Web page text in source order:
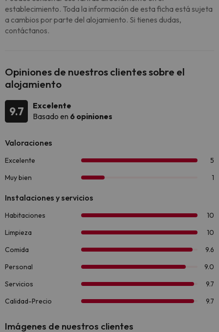
establecimiento. Toda la información de esta ficha está sujeta
a cambios por parte del alojamiento. Si tienes dudas,
contáctanos.
Opiniones de nuestros clientes sobre el
alojamiento
9.7
Excelente
Basado en 6 opiniones
Imágenes de nuestros clientes